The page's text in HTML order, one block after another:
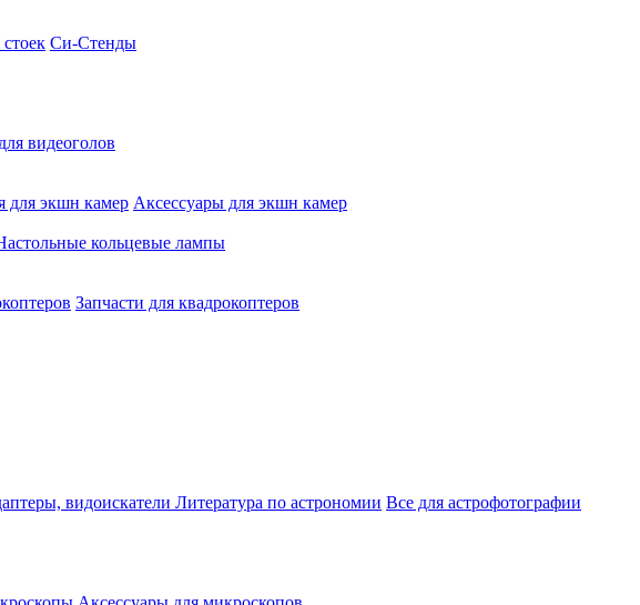
Си-Стенды
видеоголов
для экшн камер Аксессуары для экшн камер
кольцевые лампы
Запчасти для квадрокоптеров
видоискатели Литература по астрономии Все для астрофотографии